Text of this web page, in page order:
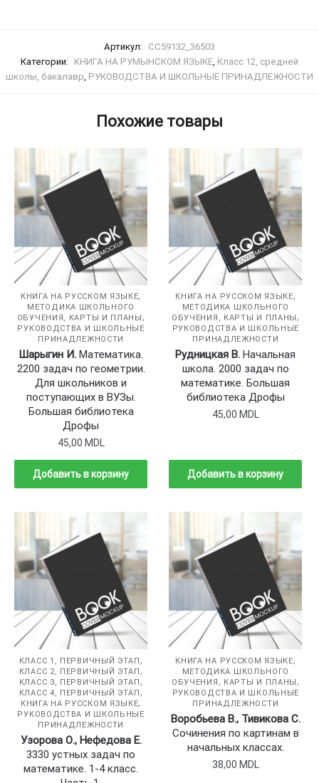
Артикул:
CC59132_36503
Категории:
КНИГА НА РУМЫНСКОМ ЯЗЫКЕ Класс 12, средней
школы, бакалавр РУКОВОДСТВА И ШКОЛЬНЫЕ ПРИНАДЛЕЖНОСТИ
Похожие товары
КНИГА НА РУССКОМ ЯЗЫКЕ,
МЕТОДИКА ШКОЛЬНОГО
ОБУЧЕНИЯ, КАРТЫ И ПЛАНЫ ,
РУКОВОДСТВА И ШКОЛЬНЫЕ
ПРИНАДЛЕЖНОСТИ
Шарыгин И. Математика.
2200 задач по геометрии.
Для школьников и
поступающих в ВУЗы.
Большая библиотека
Дрофы
45,00 MDL
Добавить в корзину
КНИГА НА РУССКОМ ЯЗЫКЕ,
МЕТОДИКА ШКОЛЬНОГО
ОБУЧЕНИЯ, КАРТЫ И ПЛАНЫ,
РУКОВОДСТВА И ШКОЛЬНЫЕ
ПРИНАДЛЕЖНОСТИ
Рудницкая В. Начальная
школа. 2000 задач по
математике. Большая
библиотека Дрофы
45,00 MDL
Добавить в корзину
КЛАСС 1, ПЕРВИЧНЫЙ ЭТАП,
КЛАСС 2, ПЕРВИЧНЫЙ ЭТАП,
КЛАСС 3, ПЕРВИЧНЫЙ ЭТАП,
КЛАСС 4, ПЕРВИЧНЫЙ ЭТАП,
КНИГА НА РУССКОМ ЯЗЫКЕ,
РУКОВОДСТВА И ШКОЛЬНЫЕ
ПРИНАДЛЕЖНОСТИ
Узорова О., Нефедова Е.
3330 устных задач по
математике. 1-4 класс.
КНИГА НА РУССКОМ ЯЗЫКЕ,
МЕТОДИКА ШКОЛЬНОГО
ОБУЧЕНИЯ, КАРТЫ И ПЛАНЫ,
РУКОВОДСТВА И ШКОЛЬНЫЕ
ПРИНАДЛЕЖНОСТИ
Воробьева В., Тивикова С.
Сочинения по картинам в
начальных классах.
38,00 MDL